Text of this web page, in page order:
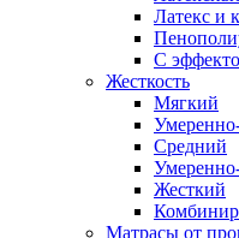
Латекс и
С
Жесткость
Мягкий
Средний
Жесткий
Матрасы от